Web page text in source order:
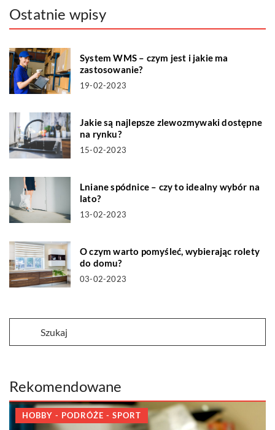
Ostatnie wpisy
System WMS – czym jest i jakie ma
zastosowanie?
19-02-2023
Jakie są najlepsze zlewozmywaki dostępne
na rynku?
15-02-2023
Lniane spódnice – czy to idealny wybór na
lato?
13-02-2023
O czym warto pomyśleć, wybierając rolety
do domu?
03-02-2023
Rekomendowane
HOBBY - PODRÓŻE - SPORT